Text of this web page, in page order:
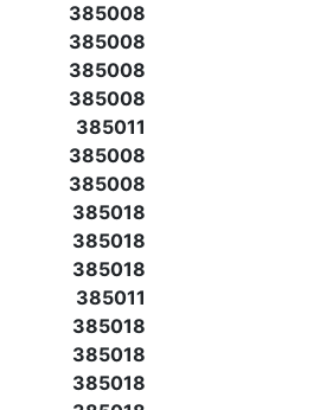
385008
385008
385008
385008
385011
385008
385008
385018
385018
385018
385011
385018
385018
385018